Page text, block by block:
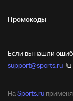
Промокоды
Если вы нашли
support@sports.ru
НаSports.ru